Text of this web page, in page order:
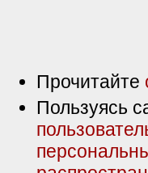
Прочитайте
Пользуясь